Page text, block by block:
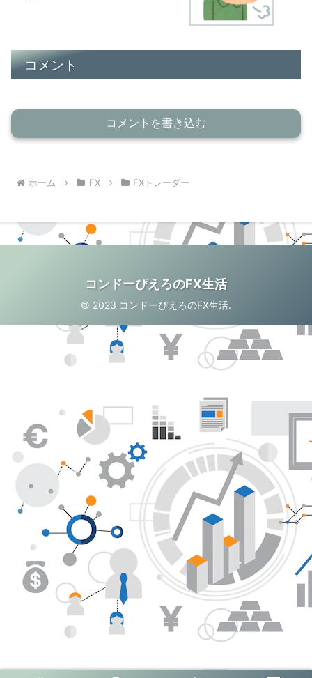
コメント
コメントを書き込む
ホーム FX FXトレーダー
コンドーぴえろのFX生活
© 2023 コンドーぴえろのFX生活.